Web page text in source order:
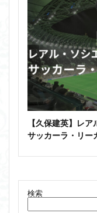
【久保建英】レ
サッカーラ・リー
検索